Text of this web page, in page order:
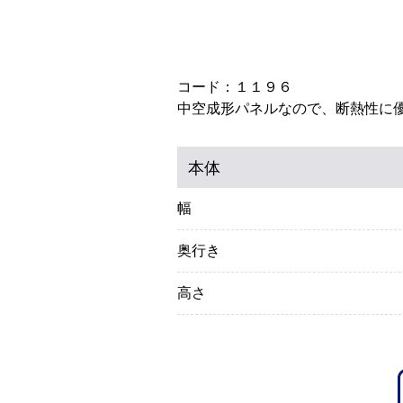
コード：１１９６
中空成形パネルなので、断熱性に
本体
幅
奥行き
高さ